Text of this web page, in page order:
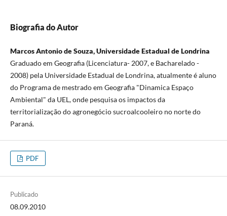
Biografia do Autor
Marcos Antonio de Souza, Universidade Estadual de Londrina
Graduado em Geografia (Licenciatura- 2007, e Bacharelado -
2008) pela Universidade Estadual de Londrina, atualmente é aluno
do Programa de mestrado em Geografia "Dinamica Espaço
Ambiental" da UEL, onde pesquisa os impactos da
territorialização do agronegócio sucroalcooleiro no norte do
Paraná.
PDF
Publicado
08.09.2010